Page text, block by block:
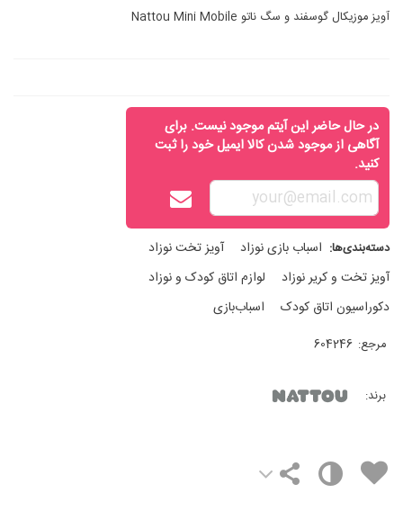
آویز موزیکال گوسفند و سگ ناتو Nattou Mini Mobile
در حال حاضر این آیتم موجود نیست. برای
آگاهی از موجود شدن کالا ایمیل خود را ثبت
کنید.
دسته‌بندی‌ها: اسباب‌ بازی نوزاد
آويز تخت نوزاد
آویز تخت و کریر نوزاد
لوازم اتاق کودک و نوزاد
دکوراسیون اتاق کودک
اسباب‌بازی
مرجع: 604246
برند: